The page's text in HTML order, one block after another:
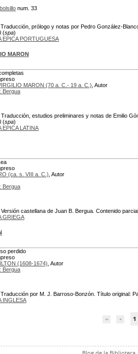
num. 33
prólogo y notas por Pedro González-
(spa)
EPICA PORTUGUESA
MARON
MARON (70 a. C.- 19 a. C.) , Autor
Bergua
estudios preliminares y notas de Emilio
(spa)
EPICA LATINA
(ca. s. VIII a. C.) , Autor
Bergua
castellana de Juan B. Bergua. Contenido
GRIEGA
perdido
(1608-1674) , Autor
Bergua
por M. J. Barroso-Bonzón. Título original:
INGLESA
1